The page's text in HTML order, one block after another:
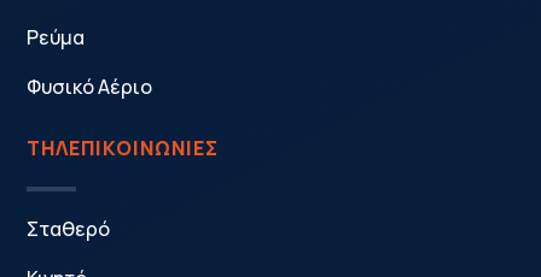
Ρεύμα
Φυσικό Αέριο
ΤΗΛΕΠΙΚΟΙΝΩΝΙΕΣ
Σταθερό